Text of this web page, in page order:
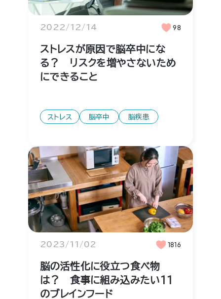
2022/12/14 98
ストレスが原因で脳卒中にな
る？ リスクを増やさないため
にできること
ストレス 脳卒中 脳疾患
2023/11/02 1816
脳の活性化に役立つ食べ物
は？ 食事に組み込みたい11
のブレインフード